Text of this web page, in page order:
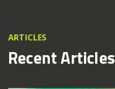
ARTICLES
Recent Articles